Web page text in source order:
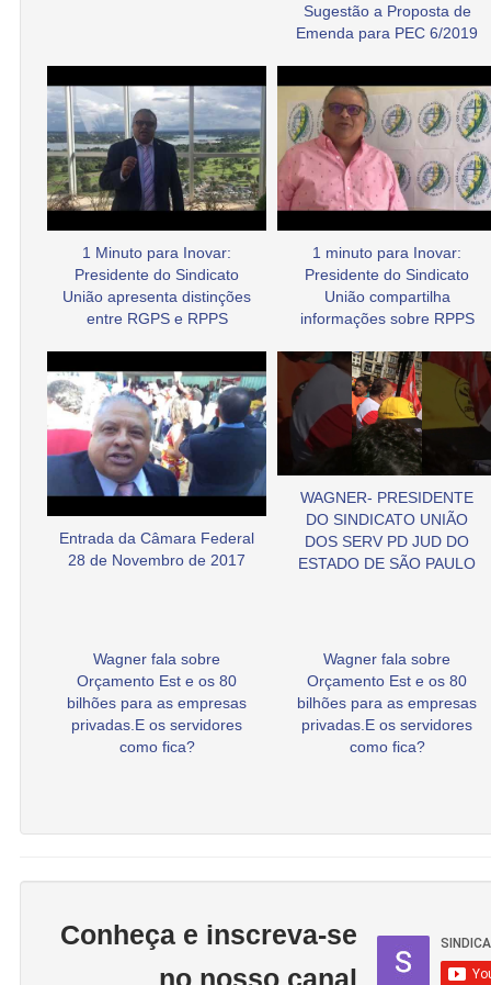
Sugestão a Proposta de
Emenda para PEC 6/2019
1 Minuto para Inovar:
Presidente do Sindicato
União apresenta distinções
entre RGPS e RPPS
1 minuto para Inovar:
Presidente do Sindicato
União compartilha
informações sobre RPPS
Entrada da Câmara Federal
28 de Novembro de 2017
WAGNER- PRESIDENTE
DO SINDICATO UNIÃO
DOS SERV PD JUD DO
ESTADO DE SÃO PAULO
Wagner fala sobre
Orçamento Est e os 80
bilhões para as empresas
privadas.E os servidores
como fica?
Wagner fala sobre
Orçamento Est e os 80
bilhões para as empresas
privadas.E os servidores
como fica?
Conheça e inscreva-se